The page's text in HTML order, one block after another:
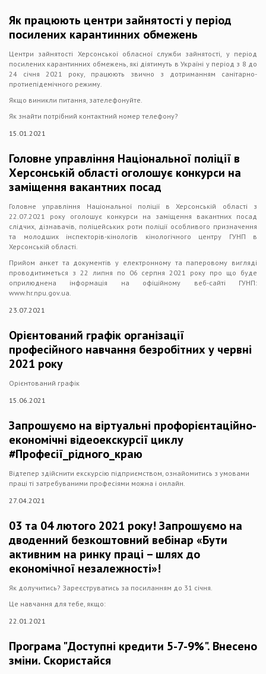
Як працюють центри зайнятості у період
посилених карантинних обмежень
Центри зайнятості Херсонської обласної служби зайнятості, у період
посилених карантинних обмежень, які діятимуть в Україні у період з 8 до
24 січня 2021 року, працюють звично з дотриманням санітарно-
протиепідемічного режиму.
Якщо виникли питання, зателефонуйте.
Як знайти потрібний контактний номер телефону?
15.01.2021
Головне управління Національної поліції в
Херсонській області оголошує конкурси на
заміщення вакантних посад
Головне управління Національної поліції в Херсонській області з
22.07.2021 року оголошує конкурси на заміщення вакантних посад
слідчих, дізнавачів, поліцейських роти поліції особливого призначення
та молодших інспекторів-кінологів кінологічного центру ГУНП в
Херсонській області.
Прийом анкет та документів у електронному та паперовому вигляді
проводитиметься з 22 липня по 06 серпня 2021 року про що буде
оприлюднена інформація на офіційному веб-сайті ГУНП:
www.hr.npu.gov.ua.
23.07.2021
Орієнтований графік організації
професійного навчання безробітних у червні
2021 року
Орієнтований графік
15.06.2021
Запрошуємо на віртуальні профорієнтаційно-
економічні відеоекскурсії циклу
#Професії_рідного_краю
Відтепер здійснити екскурсію підприємством, ознайомитись з умовами
праці ті затребуваними професіями можна і онлайн.
27.04.2021
03 та 04 лютого 2021 року! Запрошуємо на
дводенний безкоштовний вебінар «Бути
активним на ринку праці – шлях до
економічної незалежності»!
Як долучитись? Зареєструватись за посиланням до 31 січня.
Це навчання для тебе, якщо:
22.01.2021
Програма "Доступні кредити 5-7-9%". Внесено
зміни. Скористайся